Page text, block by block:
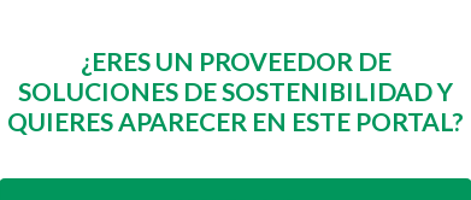
¿ERES UN PROVEEDOR DE
SOLUCIONES DE SOSTENIBILIDAD Y
QUIERES APARECER EN ESTE PORTAL?